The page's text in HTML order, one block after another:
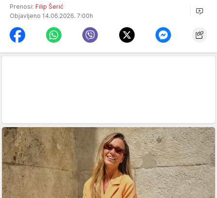
Prenosi: Filip Šerić
Objavljeno 14.06.2026. 7:00h